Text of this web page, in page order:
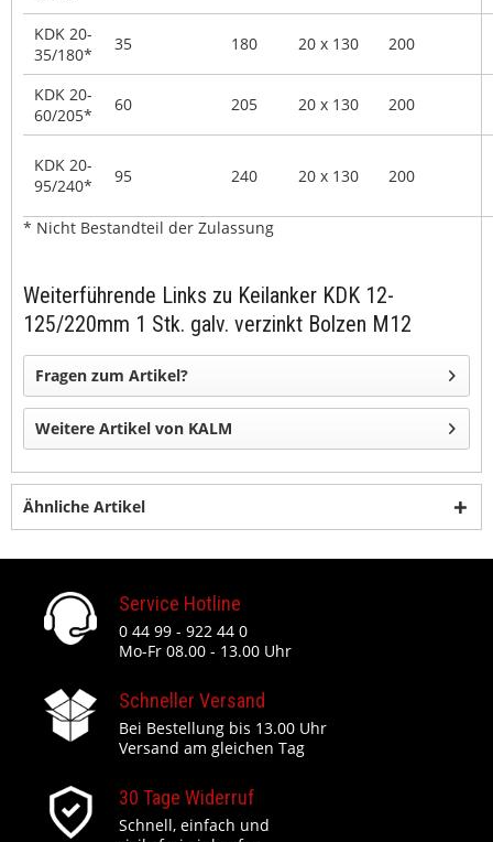
KDK 20-
35/180*
35 180 20 x 130 200
KDK 20-
60/205*
60 205 20 x 130 200
KDK 20-
95/240*
95 240 20 x 130 200
* Nicht Bestandteil der Zulassung
Weiterführende Links zu Keilanker KDK 12-
125/220mm 1 Stk. galv. verzinkt Bolzen M12
Fragen zum Artikel?
Weitere Artikel von KALM
Ähnliche Artikel
Service Hotline
0 44 99 - 922 44 0
Mo-Fr 08.00 - 13.00 Uhr
Schneller Versand
Bei Bestellung bis 13.00 Uhr
Versand am gleichen Tag
30 Tage Widerruf
Schnell, einfach und